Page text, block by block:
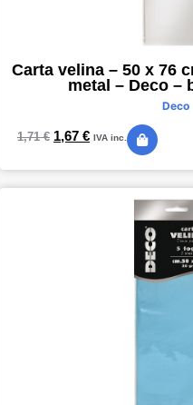
Carta velina – 50 x 76
metal – Deco –
Deco
1,71€ 1,67 € IVA inc.